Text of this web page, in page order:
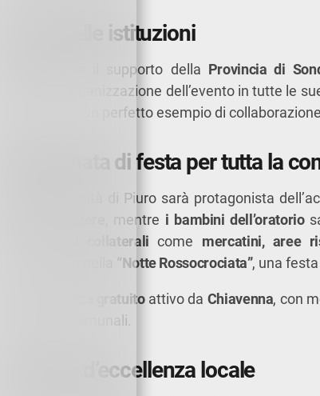
Il ruolo delle istituzioni
Fondamentale il supporto della Provincia di
sostenuto l’organizzazione dell’evento in tutte le
dell’iniziativa. Un perfetto esempio di
Una giornata di festa per tutta la
L’intera comunità di Piuro sarà protagonista
, mentre i bambini dell’oratorio
eventi collaterali come mercatini, aree
“Notte Rossocrociata”, una
Servizio navetta gratuitoattivo da Chiavenna, con
sulle strade comunali.
Un trofeo d’eccellenza locale